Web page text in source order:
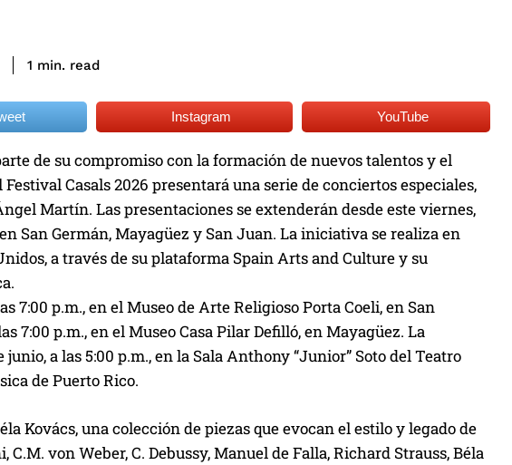
1 min. read
Instagram YouTube
de su compromiso con la formación de nuevos talentos y el
Casals 2026 presentará una serie de conciertos especiales,
Martín. Las presentaciones se extenderán desde este viernes,
San Germán, Mayagüez y San Juan. La iniciativa se realiza en
a través de su plataforma Spain Arts and Culture y su
7:00 p.m., en el Museo de Arte Religioso Porta Coeli, en San
7:00 p.m., en el Museo Casa Pilar Defilló, en Mayagüez. La
a las 5:00 p.m., en la Sala Anthony “Junior” Soto del Teatro
de Puerto Rico.
Kovács, una colección de piezas que evocan el estilo y legado de
von Weber, C. Debussy, Manuel de Falla, Richard Strauss, Béla